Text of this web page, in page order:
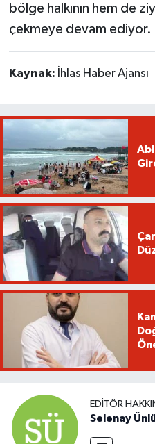
bölge halkının hem de
çekmeye devam ediyor.
Kaynak: İhlas Haber Ajansı
EDITÖR
Selenay